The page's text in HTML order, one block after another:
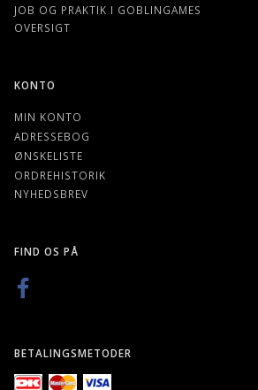
JOB OG PRAKTIK I GOBLINGAMES
OVERSIGT
KONTO
MIN KONTO
ADRESSEBOG
ØNSKELISTE
ORDREHISTORIK
NYHEDSBREV
FIND OS PÅ
BETALINGSMETODER